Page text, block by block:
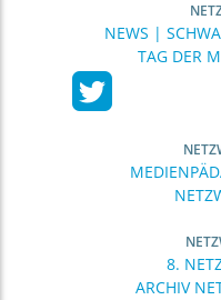
NEWS |
TAG DER
8.
ARCHIV